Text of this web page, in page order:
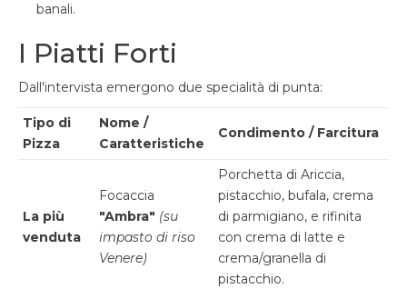
banali.
I Piatti Forti
Dall'intervista emergono due specialità di punta:
Tipo di
Pizza
Nome /
Caratteristiche
Condimento / Farcitura
La più
venduta
Focaccia
"Ambra" (su
impasto di riso
Venere)
Porchetta di Ariccia,
pistacchio, bufala, crema
di parmigiano, e rifinita
con crema di latte e
crema/granella di
pistacchio.